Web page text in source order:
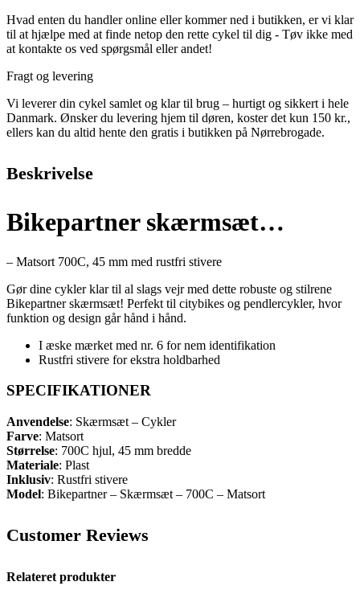
Hvad enten du handler online eller kommer ned i butikken, er vi klar
til at hjælpe med at finde netop den rette cykel til dig - Tøv ikke med
at kontakte os ved spørgsmål eller andet!
Fragt og levering
Vi leverer din cykel samlet og klar til brug – hurtigt og sikkert i hele
Danmark. Ønsker du levering hjem til døren, koster det kun 150 kr.,
ellers kan du altid hente den gratis i butikken på Nørrebrogade.
Beskrivelse
Bikepartner skærmsæt…
– Matsort 700C, 45 mm med rustfri stivere
Gør dine cykler klar til al slags vejr med dette robuste og stilrene
Bikepartner skærmsæt! Perfekt til citybikes og pendlercykler, hvor
funktion og design går hånd i hånd.
I æske mærket med nr. 6 for nem identifikation
Rustfri stivere for ekstra holdbarhed
SPECIFIKATIONER
Anvendelse: Skærmsæt – Cykler
Farve: Matsort
Størrelse: 700C hjul, 45 mm bredde
Materiale: Plast
Inklusiv: Rustfri stivere
Model: Bikepartner – Skærmsæt – 700C – Matsort
Customer Reviews
Relateret produkter